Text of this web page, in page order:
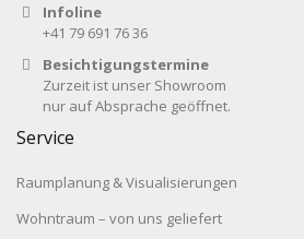
Infoline
+41 79 691 76 36
Besichtigungstermine
Zurzeit ist unser Showroom
nur auf Absprache geöffnet.
Service
Raumplanung & Visualisierungen
Wohntraum – von uns geliefert